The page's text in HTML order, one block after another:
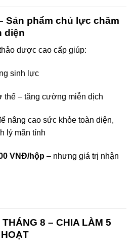
Sản phẩm chủ lực chăm
diện
dược cao cấp giúp:
sinh lực
thể – tăng cường miễn dịch
nâng cao sức khỏe toàn diện,
lý mãn tính
VNĐ/hộp – nhưng giá trị nhận
8 – CHIA LÀM 5